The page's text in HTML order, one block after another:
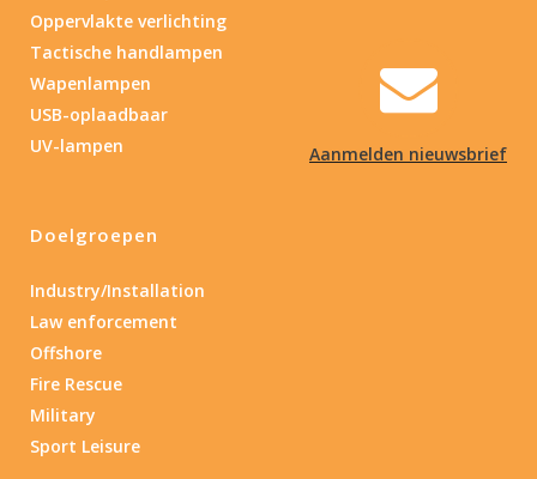
Aanmelden nieuwsbrief
Oppervlakte verlichting
Tactische handlampen
Wapenlampen
USB-oplaadbaar
UV-lampen
Doelgroepen
Industry/Installation
Law enforcement
Offshore
Fire Rescue
Military
Sport Leisure